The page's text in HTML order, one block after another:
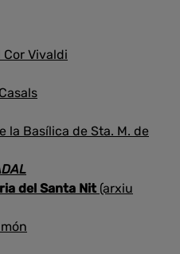
Cor Vivaldi
la Basílica de Sta. M. de
del Santa Nit (arxiu